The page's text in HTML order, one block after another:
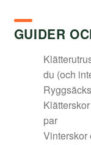
GUIDER
du (och
par
Vinterskor